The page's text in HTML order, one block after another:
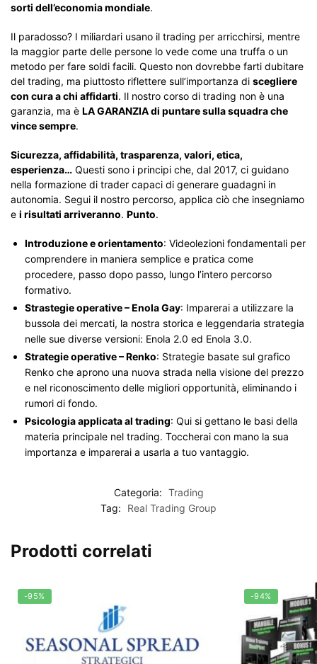
sorti dell’economia mondiale.
Il paradosso? I miliardari usano il trading per arricchirsi, mentre
la maggior parte delle persone lo vede come una truffa o un
metodo per fare soldi facili. Questo non dovrebbe farti dubitare
del trading, ma piuttosto riflettere sull’importanza di scegliere
con cura a chi affidarti. Il nostro corso di trading non è una
garanzia, ma è LA GARANZIA di puntare sulla squadra che
vince sempre.
Sicurezza, affidabilità, trasparenza, valori, etica,
esperienza… Questi sono i principi che, dal 2017, ci guidano
nella formazione di trader capaci di generare guadagni in
autonomia. Segui il nostro percorso, applica ciò che insegniamo
e i risultati arriveranno. Punto.
Introduzione e orientamento: Videolezioni fondamentali per
comprendere in maniera semplice e pratica come
procedere, passo dopo passo, lungo l’intero percorso
formativo.
Strastegie operative – Enola Gay: Imparerai a utilizzare la
bussola dei mercati, la nostra storica e leggendaria strategia
nelle sue diverse versioni: Enola 2.0 ed Enola 3.0.
Strategie operative – Renko: Strategie basate sul grafico
Renko che aprono una nuova strada nella visione del prezzo
e nel riconoscimento delle migliori opportunità, eliminando i
rumori di fondo.
Psicologia applicata al trading: Qui si gettano le basi della
materia principale nel trading. Toccherai con mano la sua
importanza e imparerai a usarla a tuo vantaggio.
Categoria: Trading
Tag:
Real Trading Group
Prodotti correlati
-95% -94%